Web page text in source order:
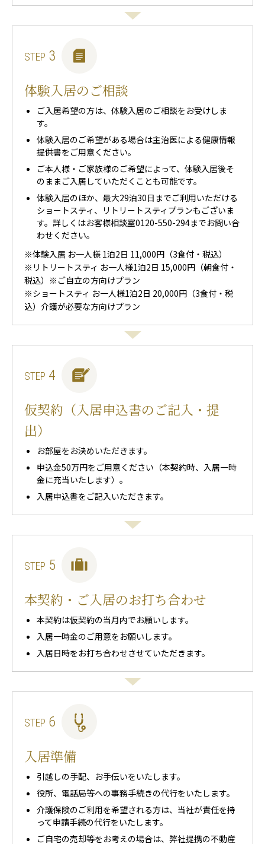
STEP 3
体験入居のご相談
ご入居希望の方は、体験入居のご相談をお受けしま
す。
体験入居のご希望がある場合は主治医による健康情報
提供書をご用意ください。
ご本人様・ご家族様のご希望によって、体験入居後そ
のままご入居していただくことも可能です。
体験入居のほか、最大29泊30日までご利用いただける
ショートスティ、リトリートスティプランもございま
す。詳しくはお客様相談室0120-550-294までお問い合
わせください。
※体験入居 お一人様 1泊2日 11,000円（3食付・税込）
※リトリートスティ お一人様1泊2日 15,000円（朝食付・
税込）※ご自立の方向けプラン
※ショートスティ お一人様1泊2日 20,000円（3食付・税
込）介護が必要な方向けプラン
STEP 4
仮契約（入居申込書のご記入・提
出）
お部屋をお決めいただきます。
申込金50万円をご用意ください（本契約時、入居一時
金に充当いたします）。
入居申込書をご記入いただきます。
STEP 5
本契約・ご入居のお打ち合わせ
本契約は仮契約の当月内でお願いします。
入居一時金のご用意をお願いします。
入居日時をお打ち合わせさせていただきます。
STEP 6
入居準備
引越しの手配、お手伝いをいたします。
役所、電話局等への事務手続きの代行をいたします。
介護保険のご利用を希望される方は、当社が責任を持
って申請手続の代行をいたします。
ご自宅の売却等をお考えの場合は、弊社提携の不動産